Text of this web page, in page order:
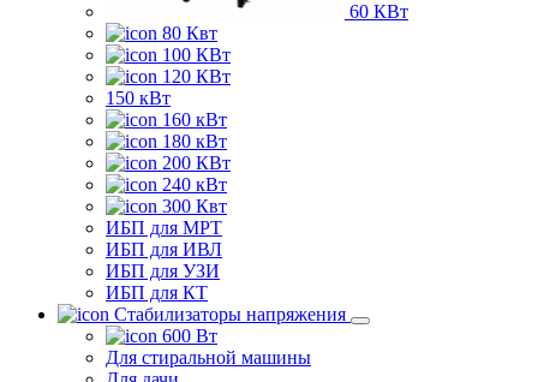
60 КВт
80 Квт
100 КВт
120 КВт
150 кВт
160 кВт
180 кВт
200 КВт
240 кВт
300 Квт
ИБП для МРТ
ИБП для ИВЛ
ИБП для УЗИ
ИБП для КТ
Стабилизаторы напряжения
600 Вт
Для стиральной машины